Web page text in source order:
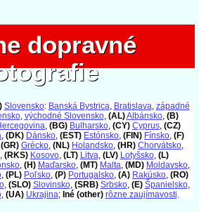
dopravné
dopravné
Slovensko: Banská Bystrica, Bratislava, západné
, východné Slovensko, (AL)Albánsko, (B)
, (BG) Bulharsko, (CY) Cyprus, (CZ)
, (DK) Dánsko, (EST) Estónsko, (FIN) Fínsko, (F)
(GR) Grécko, (NL) Holandsko, (HR) Chorvátsko,
, (RKS) Kosovo, (LT) Litva, (LV) Lotyšsko, (L)
, (H) Maďarsko, (MT) Malta, (MD) Moldavsko,
, (PL) Poľsko, (P) Portugalsko, (A) Rakúsko, (RO)
, (SLO) Slovinsko, (SRB) Srbsko, (E) Španielsko,
, (UA) Ukrajina; Iné (other) rôzne zaujímavosti.